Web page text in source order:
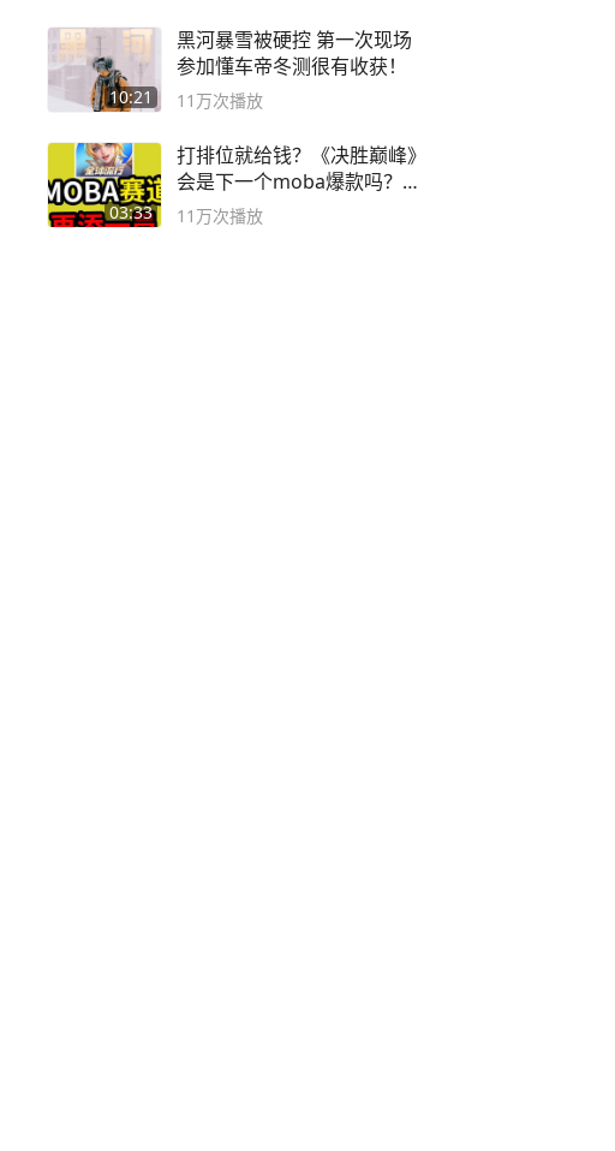
10:21
黑河暴雪被硬控 第一次现场
参加懂车帝冬测很有收获！
11万次播放
03:33
打排位就给钱？《决胜巅峰》
会是下一个moba爆款吗？#
决胜巅峰
11万次播放